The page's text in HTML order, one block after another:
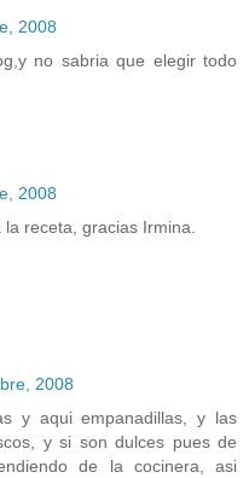
2008
no sabria que elegir todo
2008
receta, gracias Irmina.
2008
y aqui empanadillas, y las
y si son dulces pues de
de la cocinera, asi